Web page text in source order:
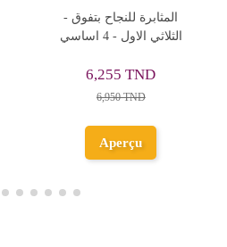
امتحانات الجوكر - الثلاثي
الثاني - 4 اساسي
11,500 TND